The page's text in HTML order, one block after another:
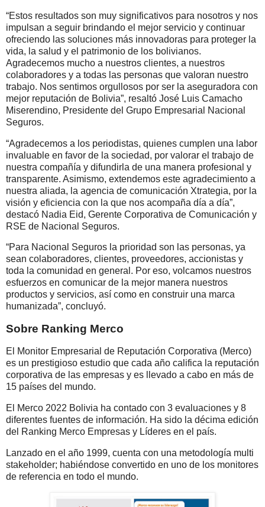
“Estos resultados son muy significativos para nosotros y nos
impulsan a seguir brindando el mejor servicio y continuar
ofreciendo las soluciones más innovadoras para proteger la
vida, la salud y el patrimonio de los bolivianos.
Agradecemos mucho a nuestros clientes, a nuestros
colaboradores y a todas las personas que valoran nuestro
trabajo. Nos sentimos orgullosos por ser la aseguradora con
mejor reputación de Bolivia”, resaltó José Luis Camacho
Miserendino, Presidente del Grupo Empresarial Nacional
Seguros.
“Agradecemos a los periodistas, quienes cumplen una labor
invaluable en favor de la sociedad, por valorar el trabajo de
nuestra compañía y difundirla de una manera profesional y
transparente. Asimismo, extendemos este agradecimiento a
nuestra aliada, la agencia de comunicación Xtrategia, por la
visión y eficiencia con la que nos acompaña día a día”,
destacó Nadia Eid, Gerente Corporativa de Comunicación y
RSE de Nacional Seguros.
“Para Nacional Seguros la prioridad son las personas, ya
sean colaboradores, clientes, proveedores, accionistas y
toda la comunidad en general. Por eso, volcamos nuestros
esfuerzos en comunicar de la mejor manera nuestros
productos y servicios, así como en construir una marca
humanizada”, concluyó.
Sobre Ranking Merco
El Monitor Empresarial de Reputación Corporativa (Merco)
es un prestigioso estudio que cada año califica la reputación
corporativa de las empresas y es llevado a cabo en más de
15 países del mundo.
El Merco 2022 Bolivia ha contado con 3 evaluaciones y 8
diferentes fuentes de información. Ha sido la décima edición
del Ranking Merco Empresas y Líderes en el país.
Lanzado en el año 1999, cuenta con una metodología multi
stakeholder; habiéndose convertido en uno de los monitores
de referencia en todo el mundo.